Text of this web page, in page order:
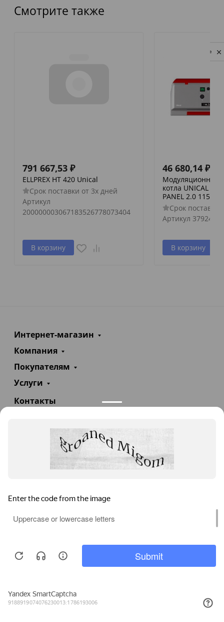
Каталог
Смотрите также
791 667,53 ₽
ELLPREX HT 420 Unical
Срок поставки от 3х дней
Артикул
200000003067183526778073404
В корзину
46 680,14 ₽
Модуляционная
котла UNICAL -
PANEL 2.0 115°C,
Срок поставки
Артикул 379247
В корзину
Интернет-магазин
Компания
Покупателям
Услуги
Контакты
info@teploexpert.com
Пн—Сб 09:00 – 18:00
TeploExpert.com © 2008 - 2026 Оборудование для
систем отопления, водоснабжения, канализации
Privacy notice